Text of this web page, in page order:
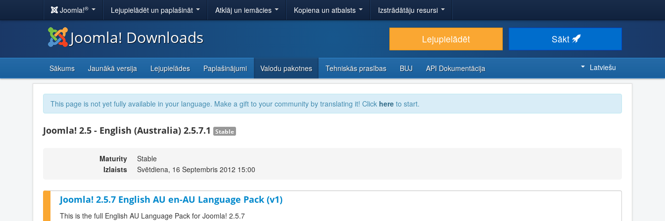
Joomla!® Lejupielādēt un paplašināt Atklāj un iemācies Kopiena un atbalsts Izstrādātāju resursi
Joomla! Downloads Lejupielādēt Sākt
Sākums Jaunākā versija Lejupielādes Paplašinājumi Valodu pakotnes Tehniskās prasības BUJ API Dokumentācija Latviešu
This page is not yet fully available in your language. Make a gift to your community by translating it! Click here to start.
Joomla! 2.5 - English (Australia) 2.5.7.1 Stable
Maturity
Stable
Izlaists
Svētdiena, 16 Septembris 2012 15:00
Joomla! 2.5.7 English AU en-AU Language Pack (v1)
This is the full English AU Language Pack for Joomla! 2.5.7